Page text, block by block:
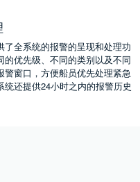
了全系统的报警的呈现和处理功
的优先级、不同的类别以及不同
警窗口，方便船员优先处理紧急
统还提供24小时之内的报警历史